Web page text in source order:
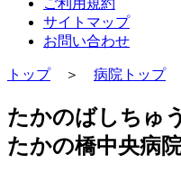
サイトマップ
お問い合わせ
トップ＞ 病院トップ
たかのばしちゅ
たかの橋中央病